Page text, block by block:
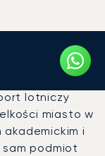
na
lotniczy
miasto w
i
podmiot